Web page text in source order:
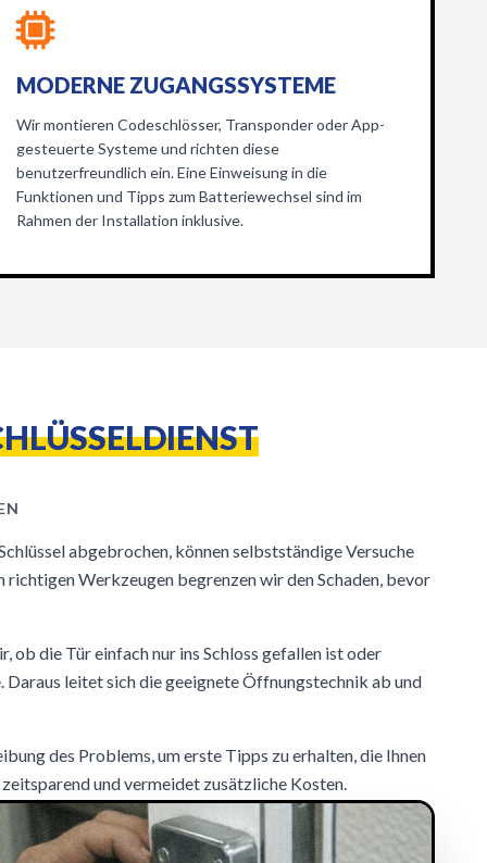
MODERNE ZUGANGSSYSTEME
Wir montieren Codeschlösser, Transponder oder App-
gesteuerte Systeme und richten diese
benutzerfreundlich ein. Eine Einweisung in die
Funktionen und Tipps zum Batteriewechsel sind im
Rahmen der Installation inklusive.
abgebrochen, können selbstständige Versuche
Werkzeugen begrenzen wir den Schaden, bevor
ob die Tür einfach nur ins Schloss gefallen ist oder
Daraus leitet sich die geeignete Öffnungstechnik ab und
des Problems, um erste Tipps zu erhalten, die Ihnen
und vermeidet zusätzliche Kosten.